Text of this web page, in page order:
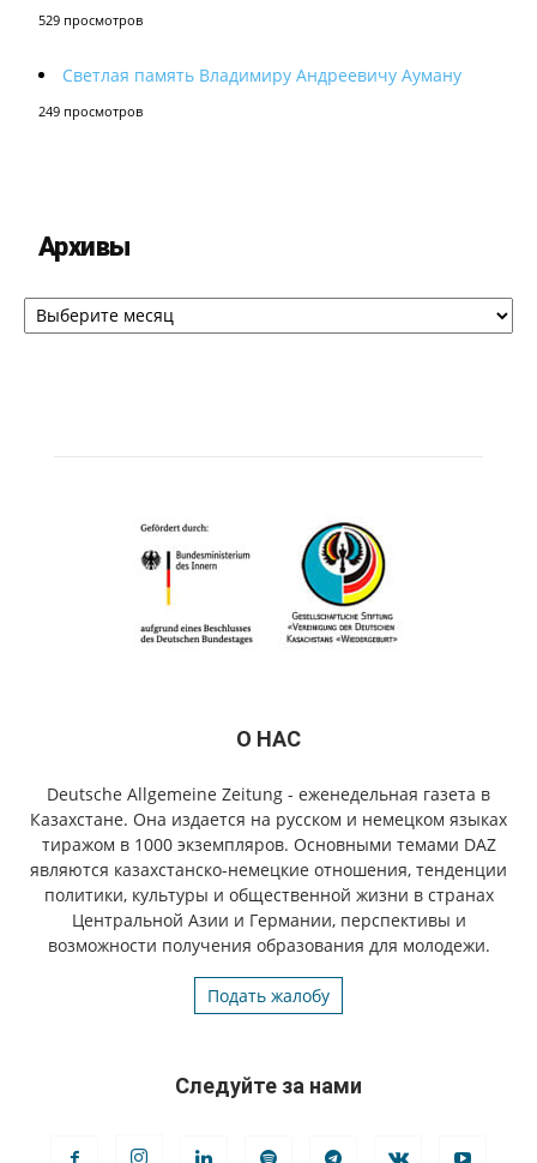
529 просмотров
Светлая память Владимиру Андреевичу Ауману
249 просмотров
Архивы
Архивы
О НАС
Deutsche Allgemeine Zeitung - еженедельная газета в
Казахстане. Она издается на русском и немецком языках
тиражом в 1000 экземпляров. Основными темами DAZ
являются казахстанско-немецкие отношения, тенденции
политики, культуры и общественной жизни в странах
Центральной Азии и Германии, перспективы и
возможности получения образования для молодежи.
Подать жалобу
Следуйте за нами